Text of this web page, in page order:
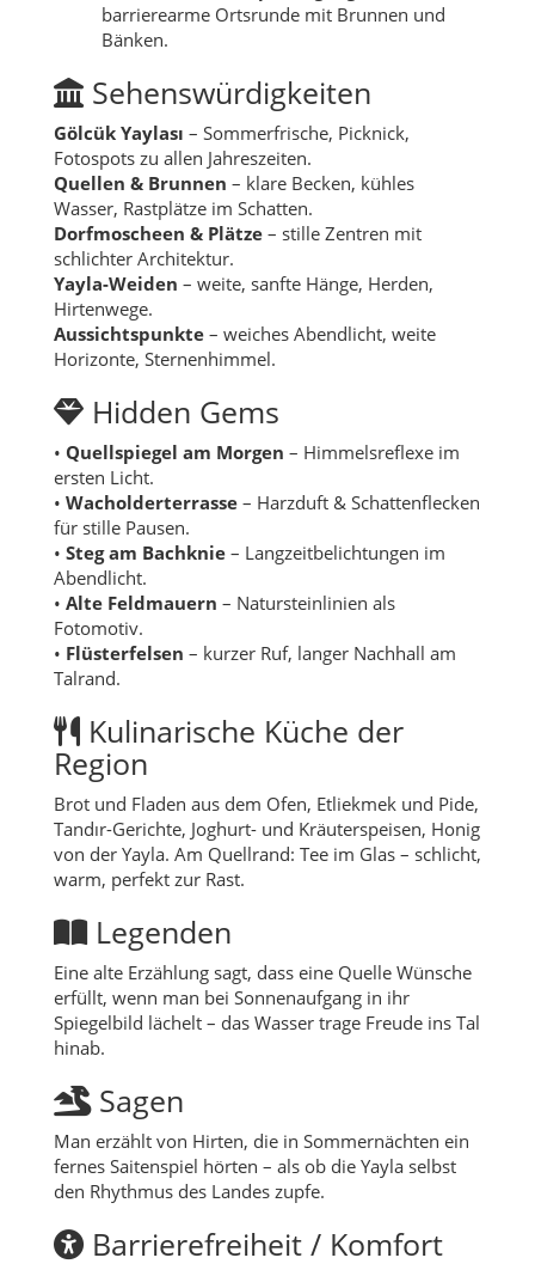
barrierearme Ortsrunde mit Brunnen und
Bänken.
Sehenswürdigkeiten
Gölcük Yaylası – Sommerfrische, Picknick,
Fotospots zu allen Jahreszeiten.
Quellen & Brunnen – klare Becken, kühles
Wasser, Rastplätze im Schatten.
Dorfmoscheen & Plätze – stille Zentren mit
schlichter Architektur.
Yayla-Weiden – weite, sanfte Hänge, Herden,
Hirtenwege.
Aussichtspunkte – weiches Abendlicht, weite
Horizonte, Sternenhimmel.
Hidden Gems
• Quellspiegel am Morgen – Himmelsreflexe im
ersten Licht.
• Wacholderterrasse – Harzduft & Schattenflecken
für stille Pausen.
• Steg am Bachknie – Langzeitbelichtungen im
Abendlicht.
• Alte Feldmauern – Natursteinlinien als
Fotomotiv.
• Flüsterfelsen – kurzer Ruf, langer Nachhall am
Talrand.
Kulinarische Küche der
Region
Brot und Fladen aus dem Ofen, Etliekmek und Pide,
Tandır-Gerichte, Joghurt- und Kräuterspeisen, Honig
von der Yayla. Am Quellrand: Tee im Glas – schlicht,
warm, perfekt zur Rast.
Legenden
Eine alte Erzählung sagt, dass eine Quelle Wünsche
erfüllt, wenn man bei Sonnenaufgang in ihr
Spiegelbild lächelt – das Wasser trage Freude ins Tal
hinab.
Sagen
Man erzählt von Hirten, die in Sommernächten ein
fernes Saitenspiel hörten – als ob die Yayla selbst
den Rhythmus des Landes zupfe.
Barrierefreiheit / Komfort